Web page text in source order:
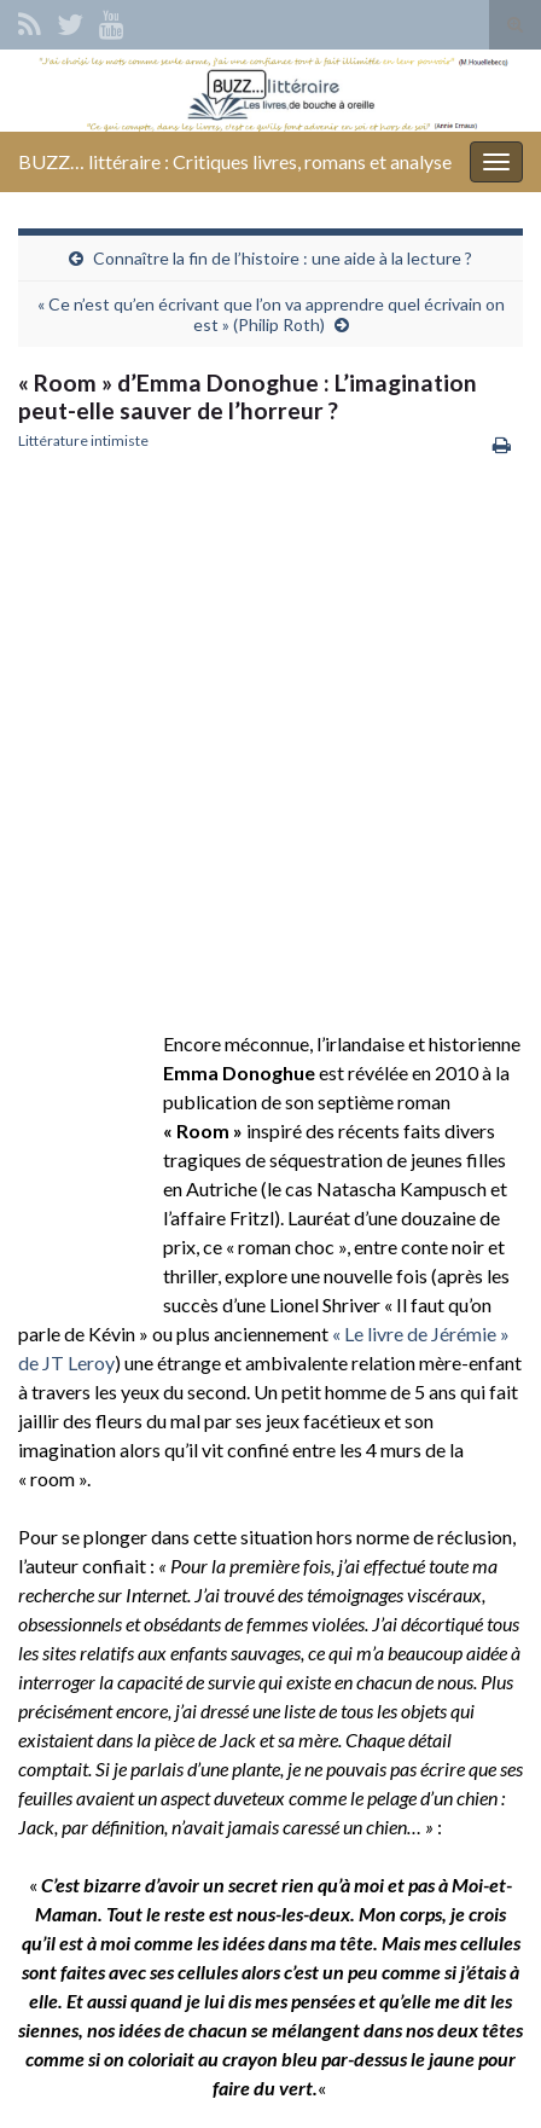
Search for:
BUZZ… littéraire : Critiques livres, romans et analyse
Connaître la fin de l’histoire : une aide à la lecture ?
« Ce n’est qu’en écrivant que l’on va apprendre quel écrivain on
est » (Philip Roth)
« Room » d’Emma Donoghue : L’imagination
peut-elle sauver de l’horreur ?
Littérature intimiste
Encore méconnue, l’irlandaise et historienne
Emma Donoghueest révélée en 2010 à la
publication de son septième roman
« Room » inspiré des récents faits divers
tragiques de séquestration de jeunes filles
en Autriche (le cas Natascha Kampusch et
l’affaire Fritzl). Lauréat d’une douzaine de
prix, ce « roman choc », entre conte noir et
thriller, explore une nouvelle fois (après les
succès d’une Lionel Shriver « Il faut qu’on
parle de Kévin » ou plus anciennement « Le livre de Jérémie »
de JT Leroy) une étrange et ambivalente relation mère-enfant
à travers les yeux du second. Un petit homme de 5 ans qui fait
jaillir des fleurs du mal par ses jeux facétieux et son
imagination alors qu’il vit confiné entre les 4 murs de la
« room ».
Pour se plonger dans cette situation hors norme de réclusion,
l’auteur confiait : « Pour la première fois, j’ai effectué toute ma
recherche sur Internet. J’ai trouvé des témoignages viscéraux,
obsessionnels et obsédants de femmes violées. J’ai décortiqué tous
les sites relatifs aux enfants sauvages, ce qui m’a beaucoup aidée à
interroger la capacité de survie qui existe en chacun de nous. Plus
précisément encore, j’ai dressé une liste de tous les objets qui
existaient dans la pièce de Jack et sa mère. Chaque détail
comptait. Si je parlais d’une plante, je ne pouvais pas écrire que ses
feuilles avaient un aspect duveteux comme le pelage d’un chien :
Jack, par définition, n’avait jamais caressé un chien… » :
« C’est bizarre d’avoir un secret rien qu’à moi et pas à Moi-et-
Maman. Tout le reste est nous-les-deux. Mon corps, je crois
qu’il est à moi comme les idées dans ma tête. Mais mes cellules
sont faites avec ses cellules alors c’est un peu comme si j’étais à
elle. Et aussi quand je lui dis mes pensées et qu’elle me dit les
siennes, nos idées de chacun se mélangent dans nos deux têtes
comme si on coloriait au crayon bleu par-dessus le jaune pour
faire du vert.«